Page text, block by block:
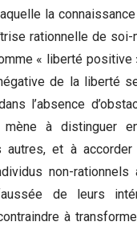
la
rationnelle de
« liberté positive
de la liberté
l’absence
mène à distinguer
et à accorder
non-rationnels
de leurs
à